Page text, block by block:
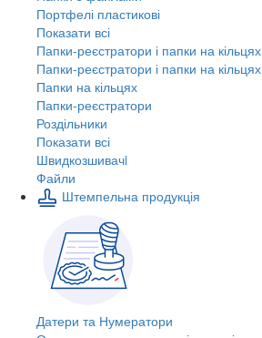
Портфелі пластикові
Показати всі
Папки-реєстратори і папки на кільцях
Папки-реєстратори і папки на кільцях
Папки на кільцях
Папки-реєстратори
Роздільники
Показати всі
Швидкозшивачi
Файли
Штемпельна продукція
Датери та Нумератори